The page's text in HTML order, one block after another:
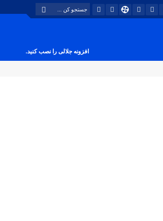
افزونه جلالی را نصب کنید.